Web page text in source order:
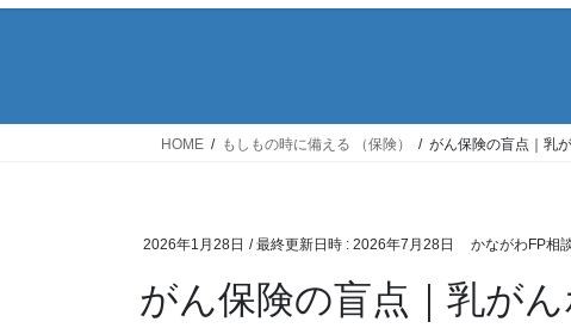
ス
ン
HOME もしもの時に備える （保険） がん保険の盲点｜乳
2026年1月28日 / 最終更新日時 : 2026年7月28日 かながわFP相
がん保険の盲点｜乳が